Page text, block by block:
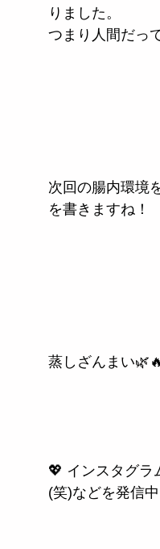
りました。
つまり人間だっ
次回の腸内環境
を書きますね！
蒸しざんまい
💖 インスタグラ
(笑)などを発信